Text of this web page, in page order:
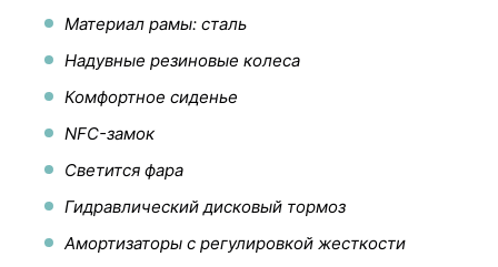
Материал рамы: сталь
Надувные резиновые колеса
Комфортное сиденье
NFC-замок
Светится фара
Гидравлический дисковый тормоз
Амортизаторы с регулировкой жесткости